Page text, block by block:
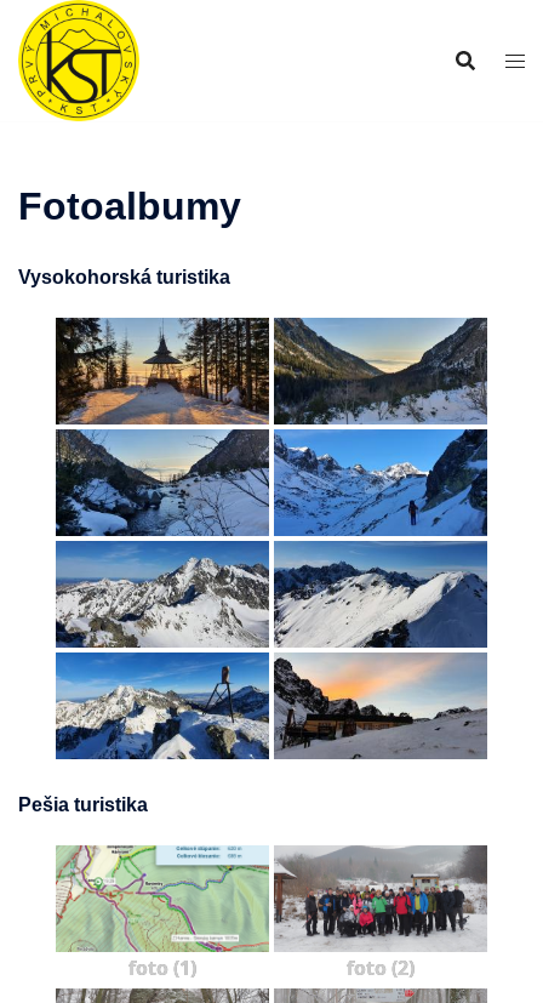
Preskočiť
obsah
Fotoalbumy
Vysokohorská turistika
Pešia turistika
foto (1) foto (2)